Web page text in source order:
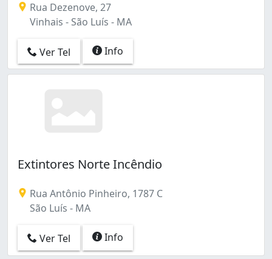
Rua Dezenove, 27
Vinhais - São Luís - MA
Ver Tel Info
Extintores Norte Incêndio
Rua Antônio Pinheiro, 1787 C
São Luís - MA
Ver Tel Info